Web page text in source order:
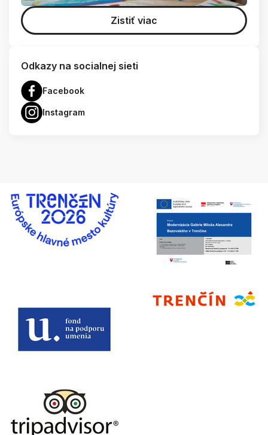
Zistiť viac
Odkazy na socialnej sieti
Facebook
Instagram